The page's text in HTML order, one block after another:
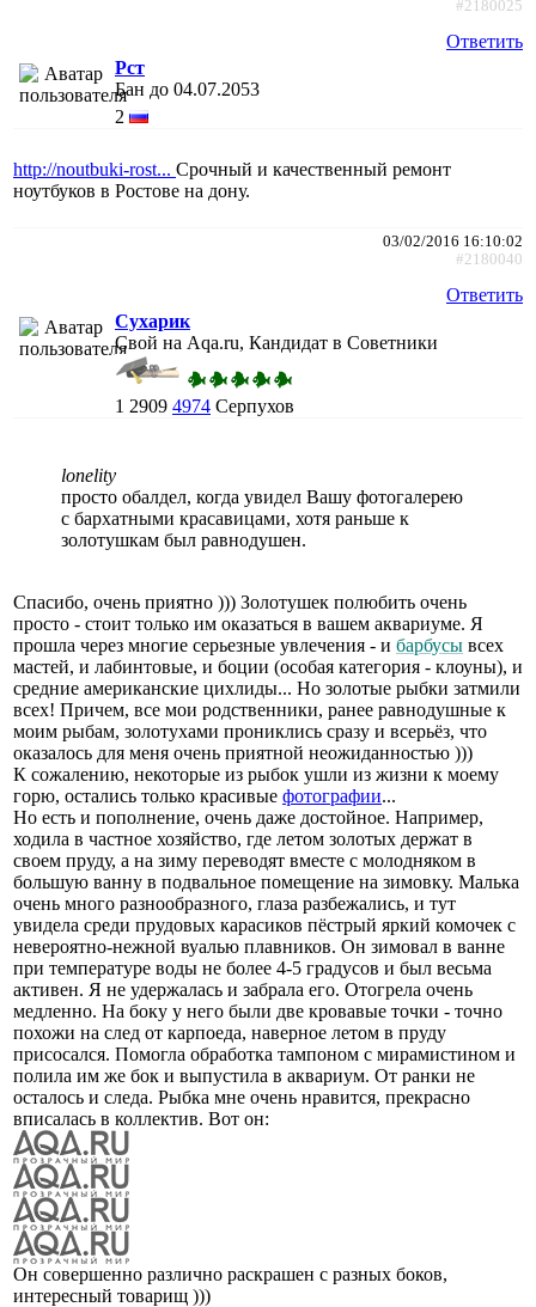
#2180025
Ответить
Рст
Бан до 04.07.2053
2
http://noutbuki-rost... Срочный и качественный ремонт
ноутбуков в Ростове на дону.
03/02/2016 16:10:02
#2180040
Ответить
Сухарик
Свой на Aqa.ru, Кандидат в Советники
1 2909 4974 Серпухов
lonelity
просто обалдел, когда увидел Вашу фотогалерею
с бархатными красавицами, хотя раньше к
золотушкам был равнодушен.
Спасибо, очень приятно ))) Золотушек полюбить очень
просто - стоит только им оказаться в вашем аквариуме. Я
прошла через многие серьезные увлечения - и барбусы всех
мастей, и лабинтовые, и боции (особая категория - клоуны), и
средние американские цихлиды... Но золотые рыбки затмили
всех! Причем, все мои родственники, ранее равнодушные к
моим рыбам, золотухами прониклись сразу и всерьёз, что
оказалось для меня очень приятной неожиданностью )))
К сожалению, некоторые из рыбок ушли из жизни к моему
горю, остались только красивые фотографии...
Но есть и пополнение, очень даже достойное. Например,
ходила в частное хозяйство, где летом золотых держат в
своем пруду, а на зиму переводят вместе с молодняком в
большую ванну в подвальное помещение на зимовку. Малька
очень много разнообразного, глаза разбежались, и тут
увидела среди прудовых карасиков пёстрый яркий комочек с
невероятно-нежной вуалью плавников. Он зимовал в ванне
при температуре воды не более 4-5 градусов и был весьма
активен. Я не удержалась и забрала его. Отогрела очень
медленно. На боку у него были две кровавые точки - точно
похожи на след от карпоеда, наверное летом в пруду
присосался. Помогла обработка тампоном с мирамистином и
полила им же бок и выпустила в аквариум. От ранки не
осталось и следа. Рыбка мне очень нравится, прекрасно
вписалась в коллектив. Вот он:
Он совершенно различно раскрашен с разных боков,
интересный товарищ )))